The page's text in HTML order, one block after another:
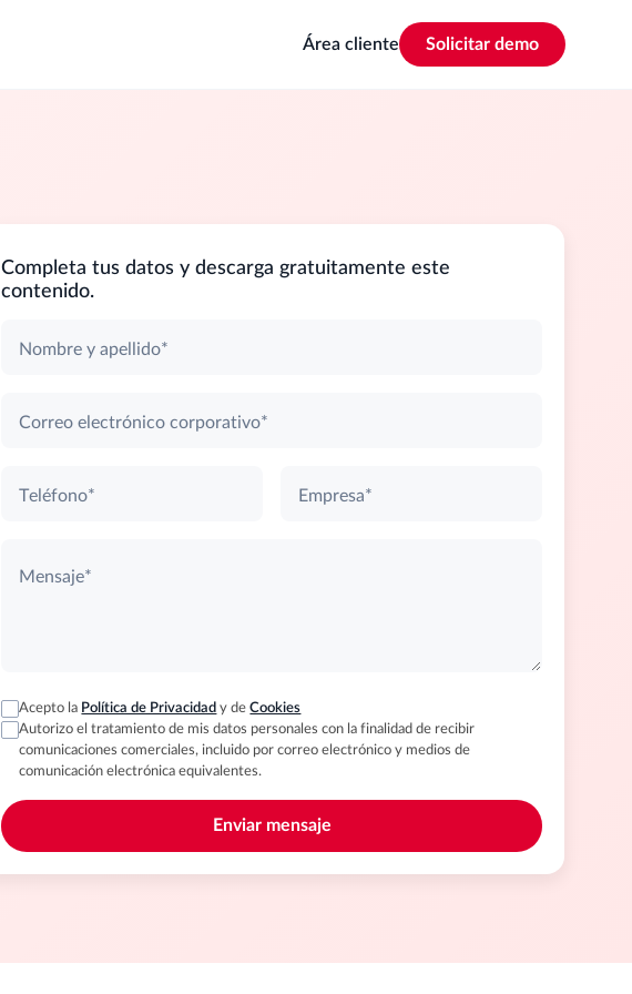
Área cliente Solicitar demo
Completa tus datos y descarga gratuitamente este
contenido.
Nombre y apellido*
Correo electrónico corporativo*
Teléfono* Empresa*
Mensaje*
Acepto la Política de Privacidad y deCookies
Autorizo el tratamiento de mis datos personales con la finalidad de recibir
comunicaciones comerciales, incluido por correo electrónico y medios de
comunicación electrónica equivalentes.